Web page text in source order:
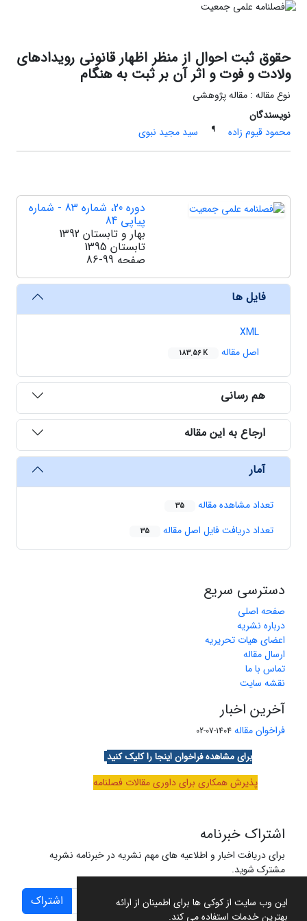
این وب سایت از کوکی ها برای اطمینان از ارائه
بهترین خدمات استفاده می کند.
حقوق ثبت احوال از منظر اظهار قانونی رویدادهای
ولادت و فوت و اثر آن بر ثبت به هنگام
نوع مقاله : مقاله پژوهشی
نویسندگان
محمود قیوم زاده
¶ سید مجید نبوی
دوره 20، شماره 83 - شماره
پیاپی 84
بهار و تابستان 1392
تابستان 1395
صفحه 86-99
فایل ها
XML
اصل مقاله
183.56 K
هم رسانی
ارجاع به این مقاله
آمار
تعداد مشاهده مقاله 35
تعداد دریافت فایل اصل مقاله 35
دسترسی سریع
صفحه اصلی
درباره نشریه
اعضای هیات تحریریه
ارسال مقاله
تماس با ما
نقشه سایت
آخرین اخبار
فراخوان مقاله 1404-07-02
برای مشاهده فراخوان اینجا را کلیک کنید
پذیرش همکاری برای داوری مقالات فصلنامه
اشتراک خبرنامه
برای دریافت اخبار و اطلاعیه های مهم نشریه در خبرنامه نشریه
مشترک شوید.
اشتراک